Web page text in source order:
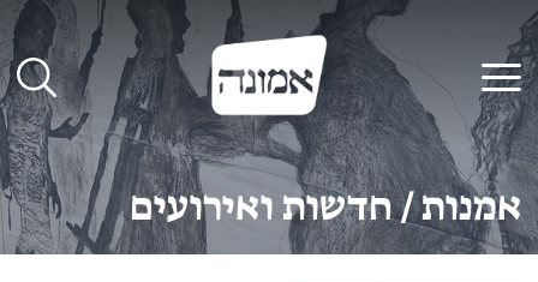
דלג
לתוכן
תפריט
אמנות / חדשות ואירועים